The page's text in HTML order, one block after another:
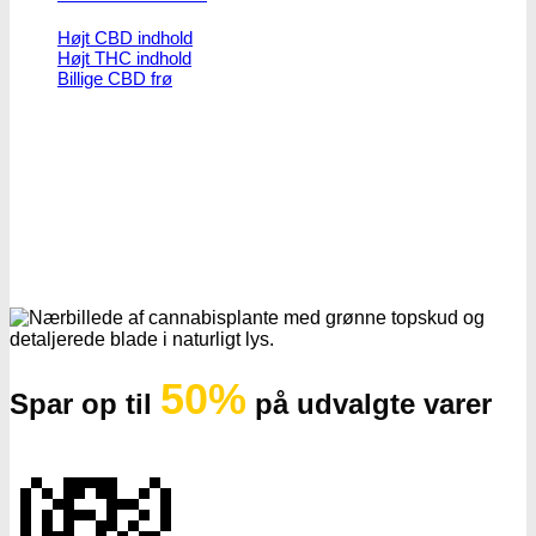
Højt CBD indhold
Højt THC indhold
Billige CBD frø
Spar op til 50% på udvalgte varer